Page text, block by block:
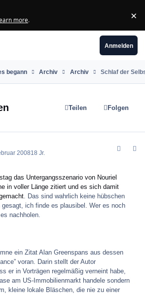
more. ×
Anmelden
begann Archiv Archiv Schlaf der
Teilen Folgen
200818 Jr.
das Untergangsszenario von Nouriel
in voller Länge zitiert und es sich damit
. Das sind wahrlich keine hübschen
ich finde es plausibel. Wer es noch
nachholen.
ein Zitat Alan Greenspans aus dessen
voran. Darin stellt der Autor
er in Vorträgen regelmäßig verneint habe,
am US-Immobilienmarkt handele sondern
kleine lokale Bläschen, die nie zu einer